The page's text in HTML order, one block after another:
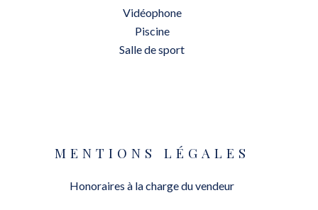
Vidéophone
Piscine
Salle de sport
MENTIONS LÉGALES
Honoraires à la charge du vendeur